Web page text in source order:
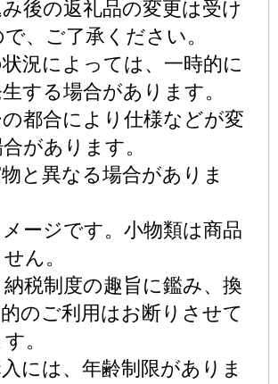
み後の返礼品の変更は受け
、ご了承ください。
状況によっては、一時的に
する場合があります。
の都合により仕様などが変
があります。
物と異なる場合がありま
メージです。小物類は商品
ん。
納税制度の趣旨に鑑み、換
のご利用はお断りさせて
。
入には、年齢制限がありま